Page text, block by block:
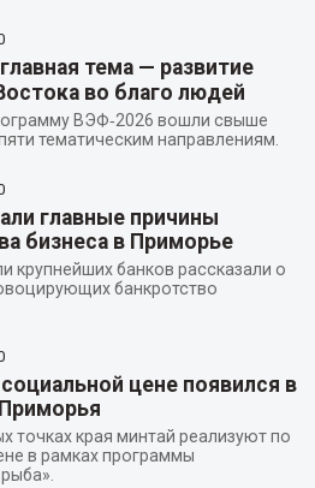
тема — развитие
во благо людей
ВЭФ‑2026 вошли свыше
тематическим направлениям.
главные причины
бизнеса в Приморье
крупнейших банков рассказали о
банкротство
цене появился в
точках края минтай реализуют по
в рамках программы